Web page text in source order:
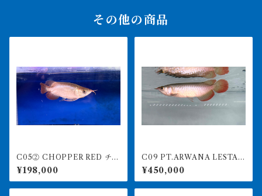
その他の商品
C05② CHOPPER RED チョ
ッパーレッド 12㎝前後 BILL
Y-KENオリジナル アジアア
ロワナ 紅龍ショート 260-
¥198,000
C09 PT.ARWANA LESTAR
I 最高峰紅龍 アブソリュート
レッド 17㎝前後 260-005
152 アグスファーム
¥450,000